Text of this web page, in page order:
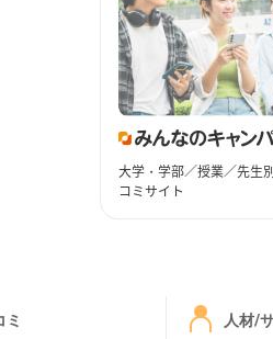
大学・学部／授業／先生
コミサイト
ミ 人材/